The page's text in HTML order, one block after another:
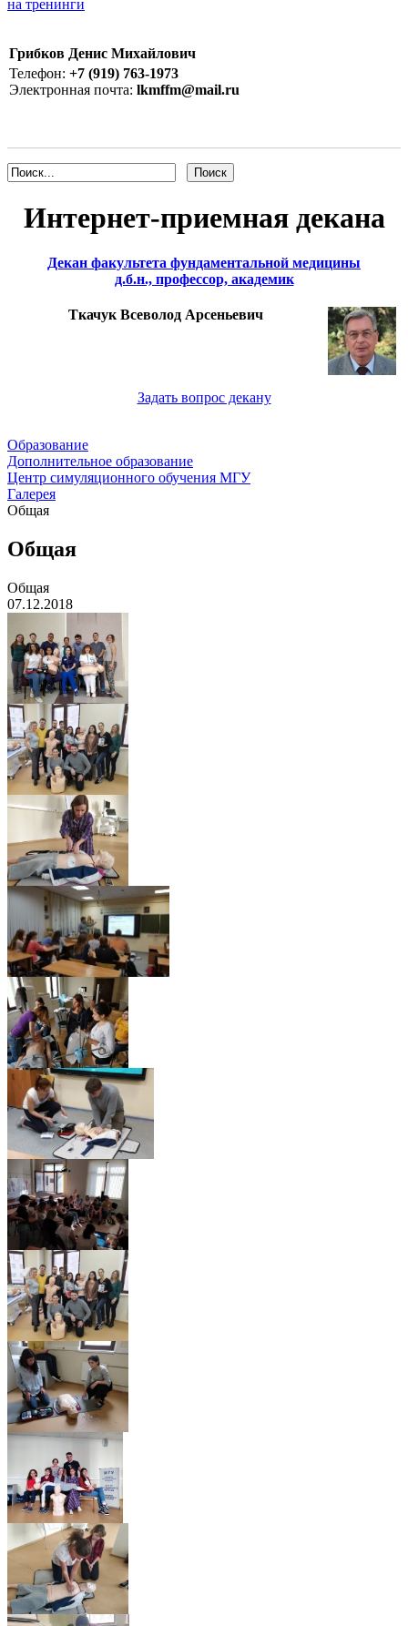
на тренинги
Грибков Денис Михайлович
Телефон: +7 (919) 763-1973
Электронная почта: lkmffm@mail.ru
Интернет-приемная декана
Декан факультета фундаментальной медицины
д.б.н., профессор, академик
Ткачук Всеволод Арсеньевич
Задать вопрос декану
Образование
Дополнительное образование
Центр симуляционного обучения МГУ
Галерея
Общая
Общая
Общая
07.12.2018